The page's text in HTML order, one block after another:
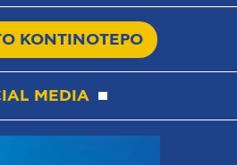
ΚΟΝΤΙΝΟΤΕΡΟ
MEDIA